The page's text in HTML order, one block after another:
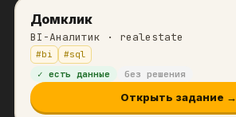
Домклик
BI-Аналитик · realestate
#bi #sql
✓ есть данные
без решения
Открыть задание →